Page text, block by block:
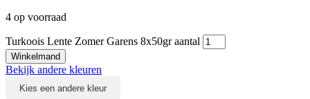
4 op voorraad
Turkoois Lente Zomer Garens 8x50gr aantal
Winkelmand
Bekijk andere kleuren
Kies een andere kleur